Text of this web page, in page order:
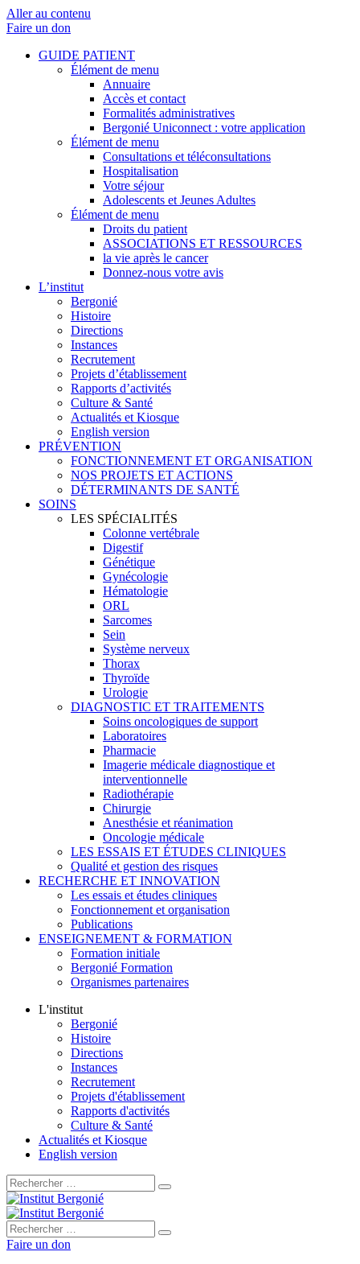
Aller au contenu
Faire un don
GUIDE PATIENT
Élément de menu
Annuaire
Accès et contact
Formalités administratives
Bergonié Uniconnect : votre application
Élément de menu
Consultations et téléconsultations
Hospitalisation
Votre séjour
Adolescents et Jeunes Adultes
Élément de menu
Droits du patient
ASSOCIATIONS ET RESSOURCES
la vie après le cancer
Donnez-nous votre avis
L’institut
Bergonié
Histoire
Directions
Instances
Recrutement
Projets d’établissement
Rapports d’activités
Culture & Santé
Actualités et Kiosque
English version
PRÉVENTION
FONCTIONNEMENT ET ORGANISATION
NOS PROJETS ET ACTIONS
DÉTERMINANTS DE SANTÉ
SOINS
LES SPÉCIALITÉS
Colonne vertébrale
Digestif
Génétique
Gynécologie
Hématologie
ORL
Sarcomes
Sein
Système nerveux
Thorax
Thyroïde
Urologie
DIAGNOSTIC ET TRAITEMENTS
Soins oncologiques de support
Laboratoires
Pharmacie
Imagerie médicale diagnostique et
interventionnelle
Radiothérapie
Chirurgie
Anesthésie et réanimation
Oncologie médicale
LES ESSAIS ET ÉTUDES CLINIQUES
Qualité et gestion des risques
RECHERCHE ET INNOVATION
Les essais et études cliniques
Fonctionnement et organisation
Publications
ENSEIGNEMENT & FORMATION
Formation initiale
Bergonié Formation
Organismes partenaires
L'institut
Bergonié
Histoire
Directions
Instances
Recrutement
Projets d'établissement
Rapports d'activités
Culture & Santé
Actualités et Kiosque
English version
Rechercher :
Rechercher :
Faire un don